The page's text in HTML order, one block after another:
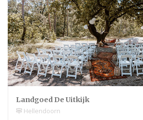
Landgoed De Uitkijk
Hellendoorn